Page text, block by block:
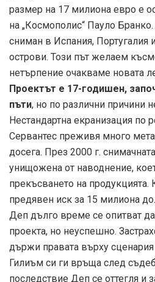
размер на 17 милиона евро е
на „Космополис“ Пауло
сниман в Испания, Португалия
острови. Този път желаем
нетърпение очакваме новата
Проектът е 17-годишен,
пъти, но по различни причини
Нестандартна екранизация по
Сервантес преживя много
досега. През 2000 г.
унищожена от наводнение,
прекъсването на продукцията.
предявен иск за 15 милиона
Деп дълго време се опитват
проекта, но неуспешно.
държи правата върху сценария
Гилиъм си ги връща след
последствие Деп се оттегля и